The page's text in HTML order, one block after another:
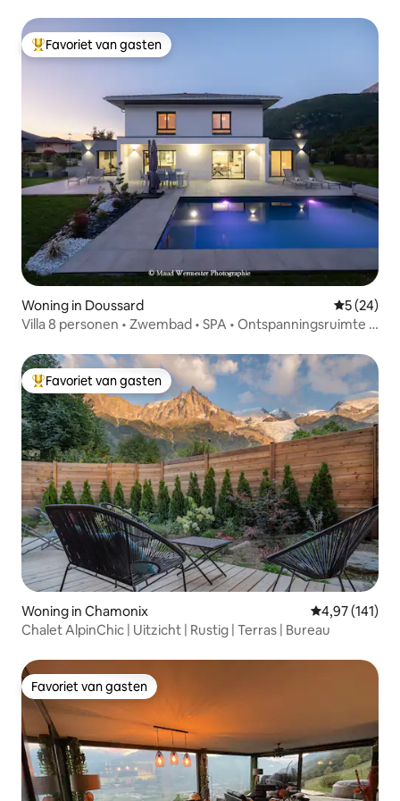
Topfavoriet van gasten
Favoriet van gasten
Woning in Doussard
5 (24)
Villa 8 personen • Zwembad • SPA • Ontspanningsruimte •
Topfavoriet van gasten
Favoriet van gasten
Woning in Chamonix Gemiddelde
4,97 (141)
Chalet AlpinChic | Uitzicht | Rustig | Terras | Bureau
Favoriet van gasten
Favoriet van gasten